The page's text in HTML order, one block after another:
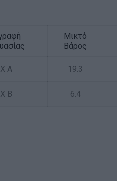
Μικτό
Βάρος
A 19.3
B 6.4